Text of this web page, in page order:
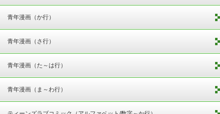
青年漫画（か行）
青年漫画（さ行）
青年漫画（た～は行）
青年漫画（ま～わ行）